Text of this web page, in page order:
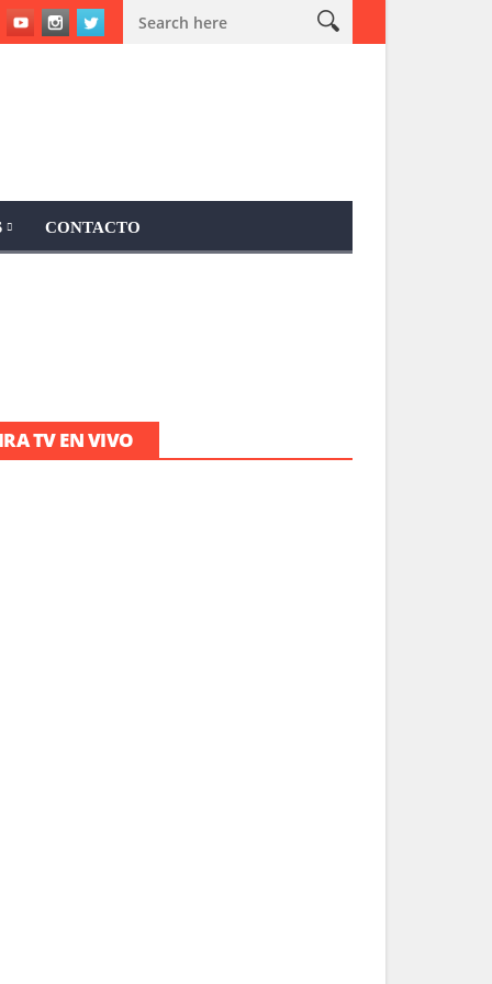
(06/17/2015) “Dr. Misael”, el programa completo (06/17/2015)
CONTACTO
TV EN VIVO